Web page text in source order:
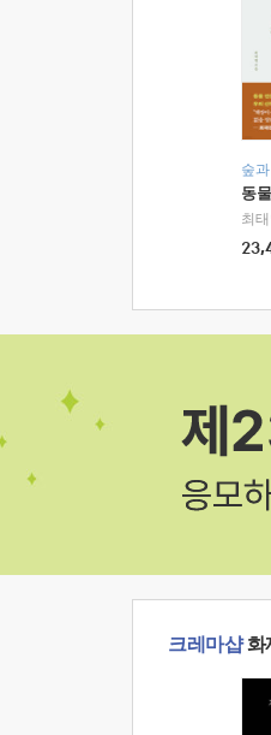
숲
동
최
크레마샵화